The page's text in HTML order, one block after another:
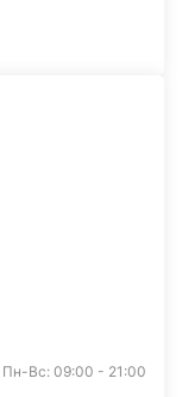
Пн-Вс: 09:00 - 21:00